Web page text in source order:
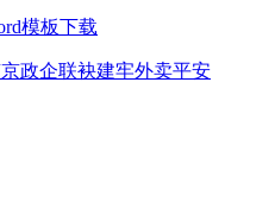
模板下载
政企联袂建牢外卖平安